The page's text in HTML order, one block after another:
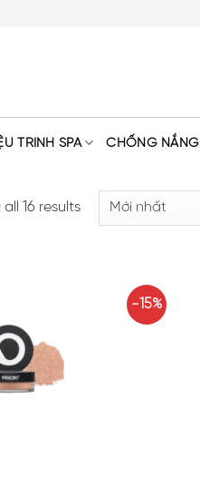
TRÌNH SPA CHỐNG NẮNG
16 results
-15%